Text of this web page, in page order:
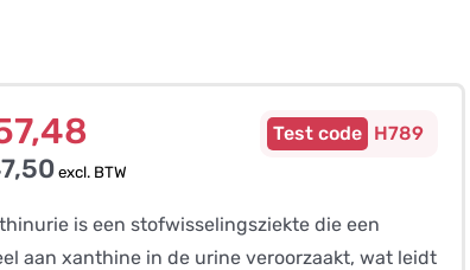
excl. BTW
H789
is een stofwisselingsziekte die een
aan xanthine in de urine veroorzaakt, wat leidt